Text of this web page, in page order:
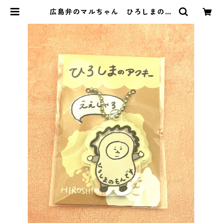
広島弁のマルちゃん ひろしまのア
ハウス